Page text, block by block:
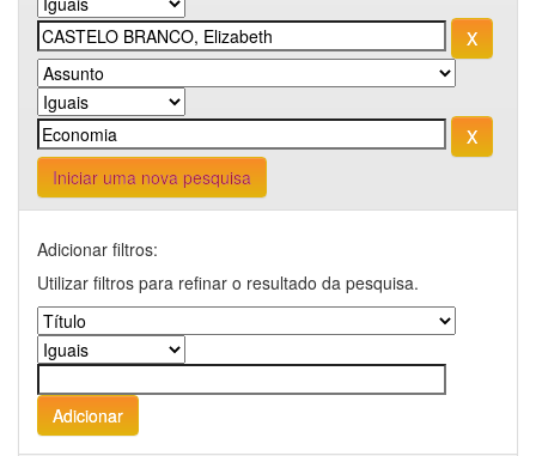
Iniciar uma nova pesquisa
Adicionar filtros:
Utilizar filtros para refinar o resultado da pesquisa.